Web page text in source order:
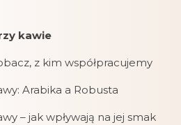
kawie
z kim współpracujemy
Arabika a Robusta
– jak wpływają na jej smak